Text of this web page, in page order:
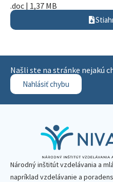
.doc | 1,37 MB
Našli ste na stránke nejakú
Nahlásiť chybu
Národný inštitút vzdelávania a
napríklad vzdelávanie a